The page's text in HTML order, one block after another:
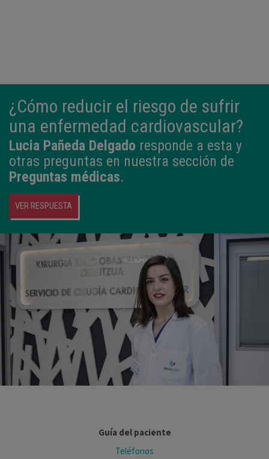
¿Cómo reducir el riesgo de sufrir
una enfermedad cardiovascular?
Lucia Pañeda Delgado responde a esta y
otras preguntas en nuestra sección de
Preguntas médicas.
VER RESPUESTA
Guía del paciente
Teléfonos